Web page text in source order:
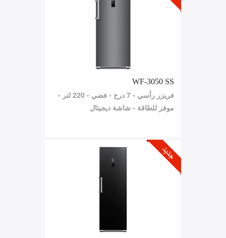
WF-3050 SS
فريزر رأسي - 7 درج - فضي - 220 لتر -
موفر للطاقة - شاشة ديجيتال